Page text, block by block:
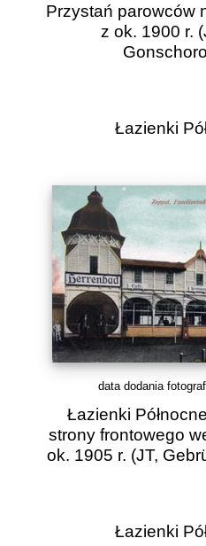
Przystań parowców
z ok. 1900 r.
Łazienki
data dodania
Łazienki
strony frontowego
ok. 1905 r. (JT,
Łazienki